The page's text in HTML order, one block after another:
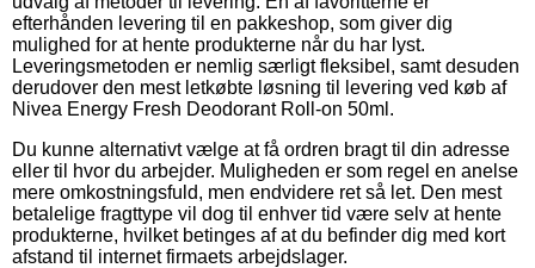
efterhånden levering til en pakkeshop, som giver dig
mulighed for at hente produkterne når du har lyst.
Leveringsmetoden er nemlig særligt fleksibel, samt desuden
derudover den mest letkøbte løsning til levering ved køb af
Nivea Energy Fresh Deodorant Roll-on 50ml.
Du kunne alternativt vælge at få ordren bragt til din adresse
eller til hvor du arbejder. Muligheden er som regel en anelse
mere omkostningsfuld, men endvidere ret så let. Den mest
betalelige fragttype vil dog til enhver tid være selv at hente
produkterne, hvilket betinges af at du befinder dig med kort
afstand til internet firmaets arbejdslager.